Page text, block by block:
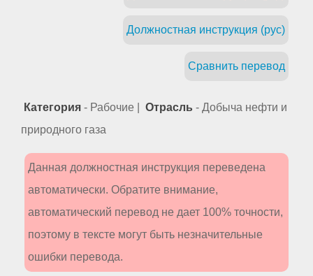
Должностная инструкция (рус)
Сравнить перевод
Категория - Рабочие | Отрасль - Добыча нефти и
природного газа
Данная должностная инструкция переведена
автоматически. Обратите внимание,
автоматический перевод не дает 100% точности,
поэтому в тексте могут быть незначительные
ошибки перевода.